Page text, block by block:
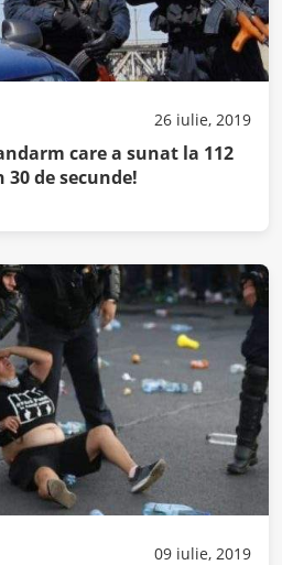
26 iulie, 2019
care a sunat la 112
de secunde!
09 iulie, 2019